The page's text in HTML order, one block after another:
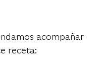
acompañar
receta: